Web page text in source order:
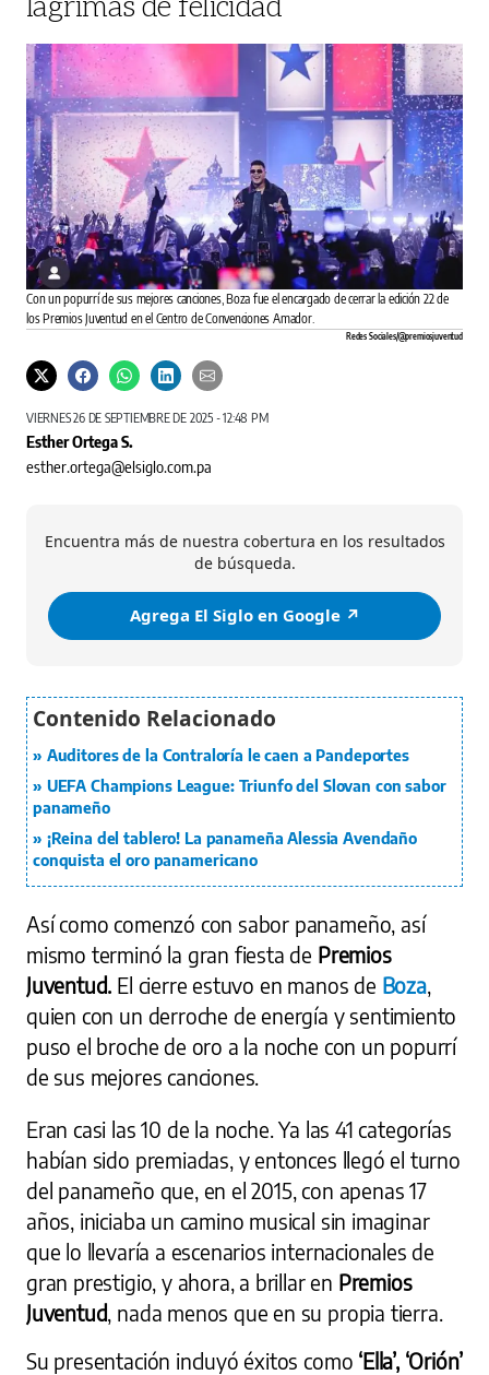
Con un popurrí de sus mejores canciones, Boza fue el encargado de cerrar la edición 22 de
los Premios Juventud en el Centro de Convenciones Amador.
Redes Sociales/@premiosjuventud
VIERNES 26 DE SEPTIEMBRE DE 2025 - 12:48 PM
Esther Ortega S.
esther.ortega@elsiglo.com.pa
Encuentra más de nuestra cobertura en los resultados
de búsqueda.
Agrega El Siglo en Google ↗️
Auditores de la Contraloría le caen a Pandeportes
UEFA Champions League: Triunfo del Slovan con sabor
panameño
¡Reina del tablero! La panameña Alessia Avendaño
conquista el oro panamericano
Así como comenzó con sabor panameño, así
mismo terminó la gran fiesta de Premios
Juventud. El cierre estuvo en manos de Boza,
quien con un derroche de energía y sentimiento
puso el broche de oro a la noche con un popurrí
de sus mejores canciones.
Eran casi las 10 de la noche. Ya las 41 categorías
habían sido premiadas, y entonces llegó el turno
del panameño que, en el 2015, con apenas 17
años, iniciaba un camino musical sin imaginar
que lo llevaría a escenarios internacionales de
gran prestigio, y ahora, a brillar en Premios
Juventud , nada menos que en su propia tierra.
Su presentación incluyó éxitos como ‘Ella’, ‘Orión’